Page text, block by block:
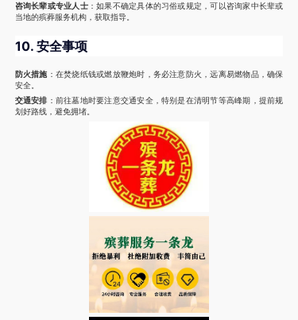
咨询长辈或专业人士：如果不确定具体的习俗或规定，可以咨询家中长辈或
当地的殡葬服务机构，获取指导。
10.安全事项
防火措施 ：在焚烧纸钱或燃放鞭炮时，务必注意防火，远离易燃物品，确保
安全。
交通安排 ：前往墓地时要注意交通安全，特别是在清明节等高峰期，提前规
划好路线，避免拥堵。